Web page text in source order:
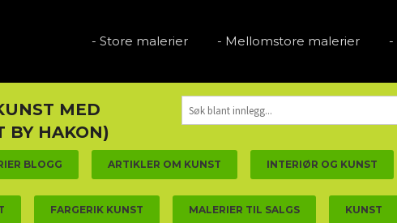
- Store malerier - Mellomstore malerier -
MED
BY HAKON)
BLOGG ARTIKLER OM KUNST INTERIØR OG KUNST
FARGERIK KUNST MALERIER TIL SALGS KUNST